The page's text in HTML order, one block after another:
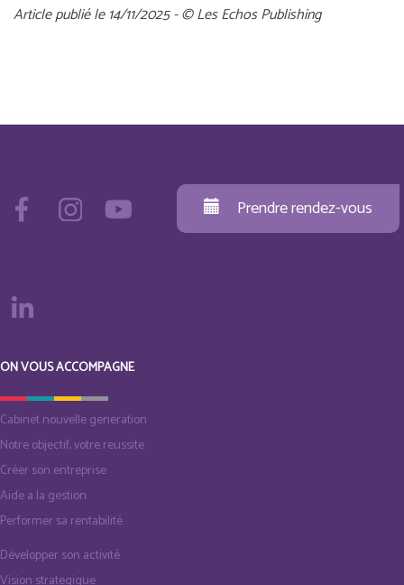
Article publié le 14/11/2025 - © Les Echos Publishing
Prendre rendez-vous
ON VOUS ACCOMPAGNE
Cabinet nouvelle generation
Notre objectif, votre reussite
Créer son entreprise
Aide a la gestion
Performer sa rentabilité
Développer son activité